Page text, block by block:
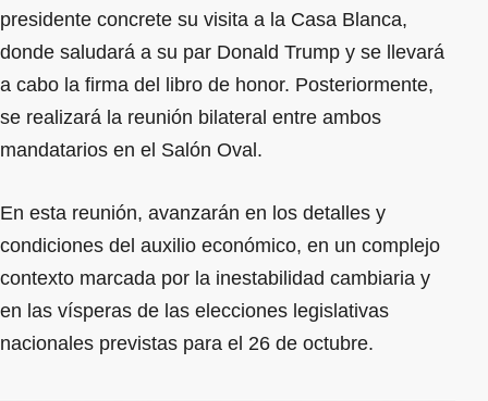
presidente concrete su visita a la Casa Blanca,
donde saludará a su par Donald Trump y se llevará
a cabo la firma del libro de honor. Posteriormente,
se realizará la reunión bilateral entre ambos
mandatarios en el Salón Oval.
En esta reunión, avanzarán en los detalles y
condiciones del auxilio económico, en un complejo
contexto marcada por la inestabilidad cambiaria y
en las vísperas de las elecciones legislativas
nacionales previstas para el 26 de octubre.